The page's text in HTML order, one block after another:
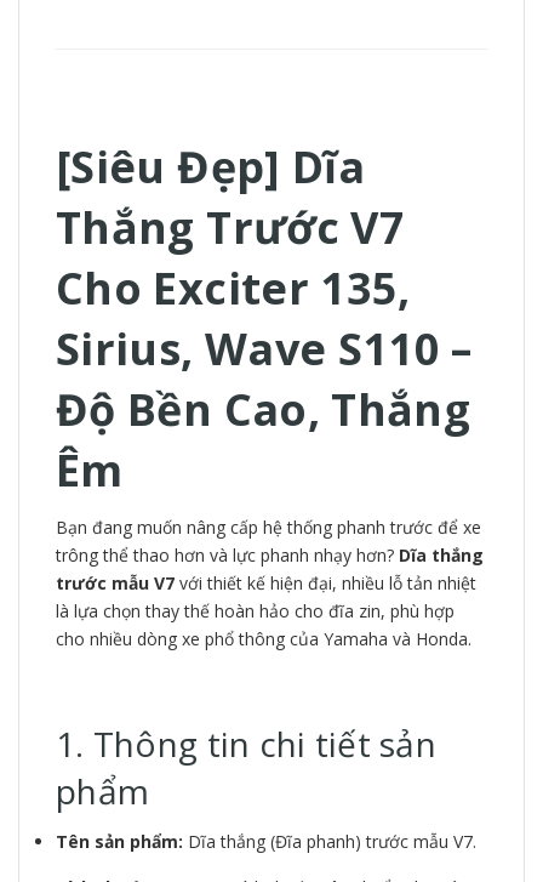
[Siêu Đẹp] Dĩa
Thắng Trước V7
Cho Exciter 135,
Sirius, Wave S110 –
Độ Bền Cao, Thắng
Êm
Bạn đang muốn nâng cấp hệ thống phanh trước để xe
trông thể thao hơn và lực phanh nhạy hơn? Dĩa thắng
trước mẫu V7 với thiết kế hiện đại, nhiều lỗ tản nhiệt
là lựa chọn thay thế hoàn hảo cho đĩa zin, phù hợp
cho nhiều dòng xe phổ thông của Yamaha và Honda.
1. Thông tin chi tiết sản
phẩm
Tên sản phẩm: Dĩa thắng (Đĩa phanh) trước mẫu V7.